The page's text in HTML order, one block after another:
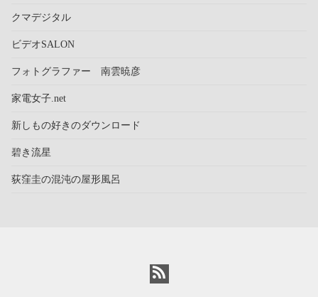
クマデジタル
ビデオSALON
フォトグラファー 南雲暁彦
家電女子.net
新しもの好きのダウンロード
碧き流星
荻窪圭の混沌の屋形風呂